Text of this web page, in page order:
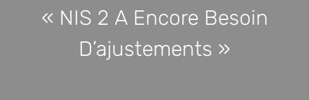
« NIS 2 A Encore Besoin
D’ajustements »